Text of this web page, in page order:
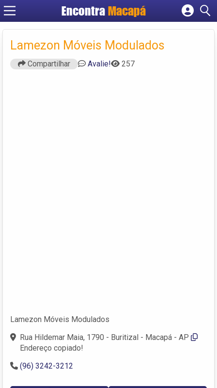
EncontraMacapá
Cadastrar empresa
Criar conta
Lamezon Móveis Modulados
Compartilhar Avalie! 257
Lamezon Móveis Modulados
Rua Hildemar Maia, 1790 - Buritizal - Macapá - AP
Endereço copiado!
(96) 3242-3212 ‎